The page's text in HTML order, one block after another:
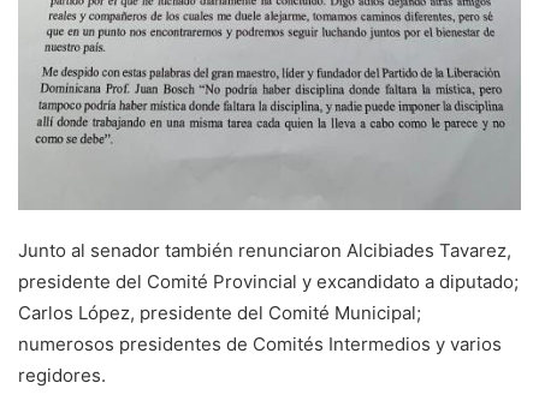
Junto al senador también renunciaron Alcibiades Tavarez,
presidente del Comité Provincial y excandidato a diputado;
Carlos López, presidente del Comité Municipal;
numerosos presidentes de Comités Intermedios y varios
regidores.